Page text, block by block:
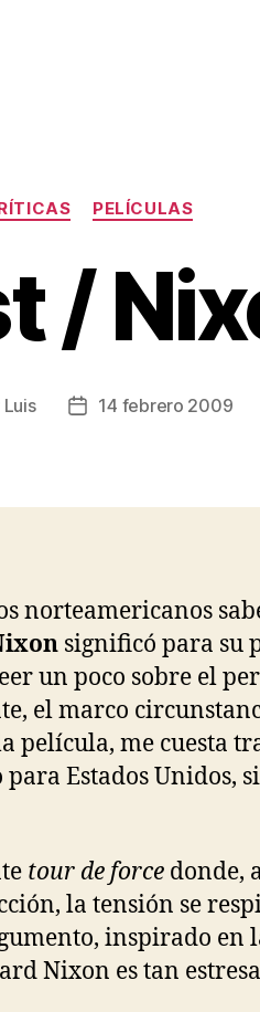
Categorías
PELÍCULAS
/
Luis
Fecha14 febrero 2009
norteamericanos
significó para su
un poco sobre el
el marco
película, me cuesta
Estados Unidos,
tour de force donde,
la tensión se
inspirado en
Nixon es tan